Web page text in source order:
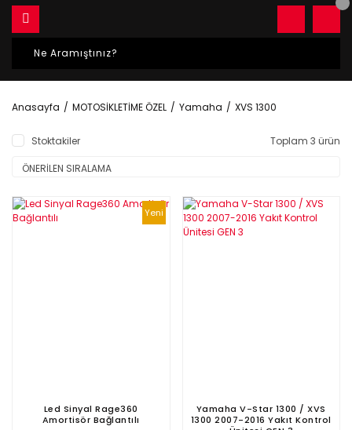
Anasayfa MOTOSİKLETİME ÖZEL Yamaha XVS 1300
Stoktakiler Toplam 3 ürün
Yeni
Led Sinyal Rage360
Amortisör Bağlantılı
Yamaha V-Star 1300 / XVS
1300 2007-2016 Yakıt Kontrol